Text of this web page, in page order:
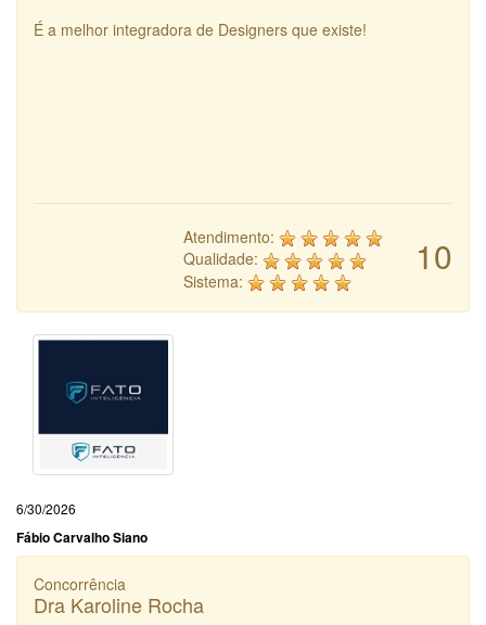
É a melhor integradora de Designers que existe!
10
Atendimento:
Qualidade:
Sistema:
6/30/2026
Fábio Carvalho Siano
Concorrência
Dra Karoline Rocha